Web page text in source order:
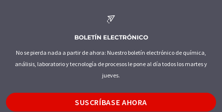
BOLETÍN ELECTRÓNICO
No se pierda nada a partir de ahora: Nuestro boletín electrónico de química,
análisis, laboratorio y tecnología de procesos le pone al día todos los martes y
jueves.
SUSCRÍBASE AHORA